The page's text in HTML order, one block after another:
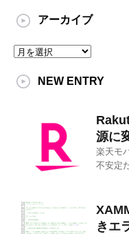
アーカイブ
ア
カ
NEW ENTRY
源に
楽天モ
不安定
きエ